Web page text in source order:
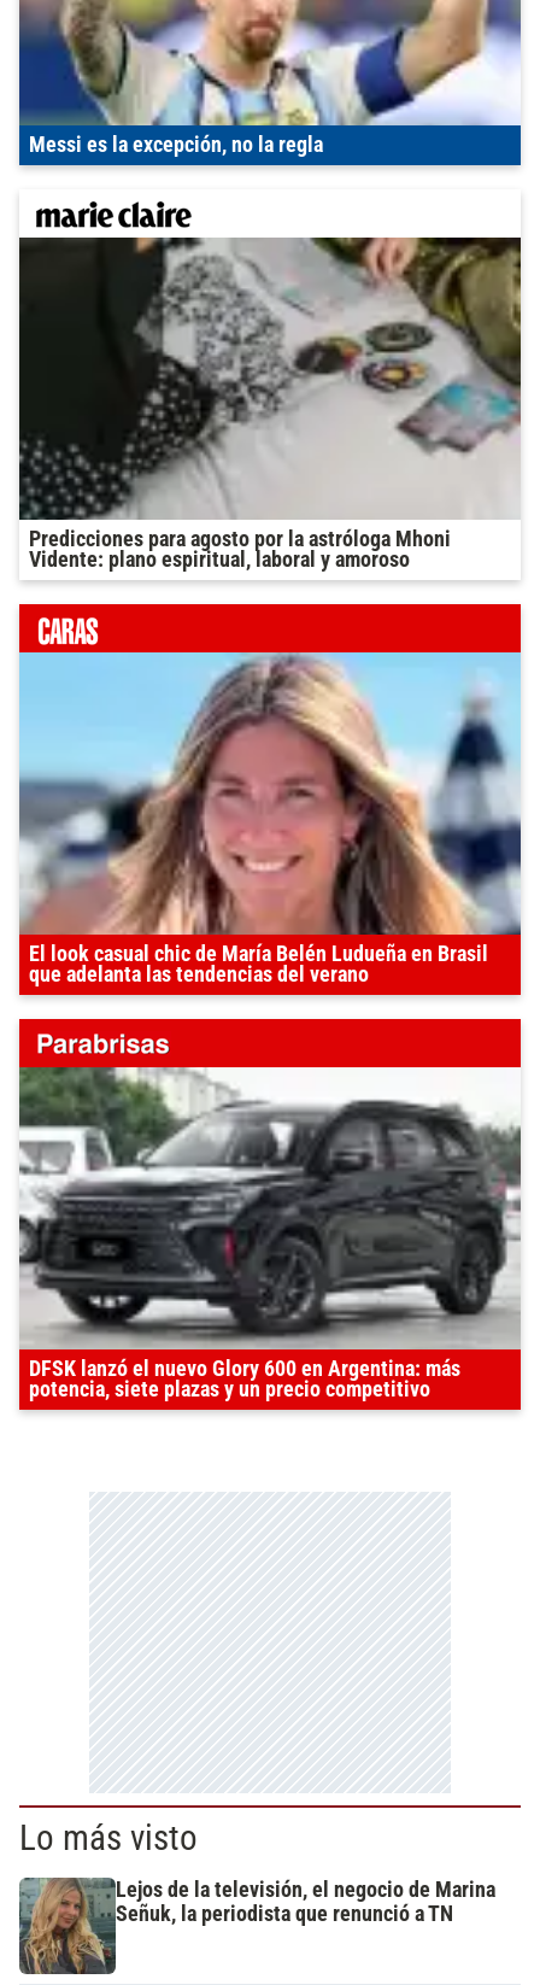
Messi es la excepción, no la regla
Predicciones para agosto por la astróloga Mhoni
Vidente: plano espiritual, laboral y amoroso
El look casual chic de María Belén Ludueña en Brasil
que adelanta las tendencias del verano
DFSK lanzó el nuevo Glory 600 en Argentina: más
potencia, siete plazas y un precio competitivo
Lo más visto
Lejos de la televisión, el negocio de Marina
Señuk, la periodista que renunció a TN